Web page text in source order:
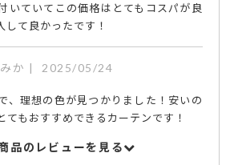
いていてこの価格はとてもコスパが良
して良かったです！
みか 2025/05/24
、理想の色が見つかりました！安いの
てもおすすめできるカーテンです！
品のレビューを見る